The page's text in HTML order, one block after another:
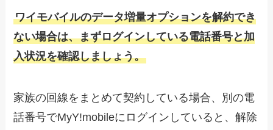
ワイモバイルのデータ増量オプションを解約でき
ない場合は、まずログインしている電話番号と加
入状況を確認しましょう。
家族の回線をまとめて契約している場合、別の電
話番号でMyY!mobileにログインしていると、解除